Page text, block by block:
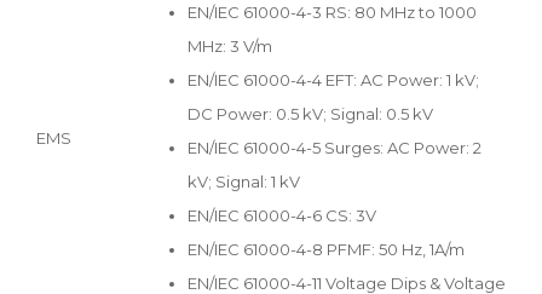
EMS
EN/IEC 61000-4-3 RS: 80 MHz to 1000
MHz: 3 V/m
EN/IEC 61000-4-4 EFT: AC Power: 1 kV;
DC Power: 0.5 kV; Signal: 0.5 kV
EN/IEC 61000-4-5 Surges: AC Power: 2
kV; Signal: 1 kV
EN/IEC 61000-4-6 CS: 3V
EN/IEC 61000-4-8 PFMF: 50 Hz, 1A/m
EN/IEC 61000-4-11 Voltage Dips & Voltage